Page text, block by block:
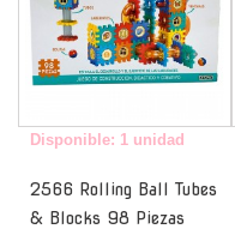
Disponible: 1 unidad
2566 Rolling Ball Tubes
& Blocks 98 Piezas